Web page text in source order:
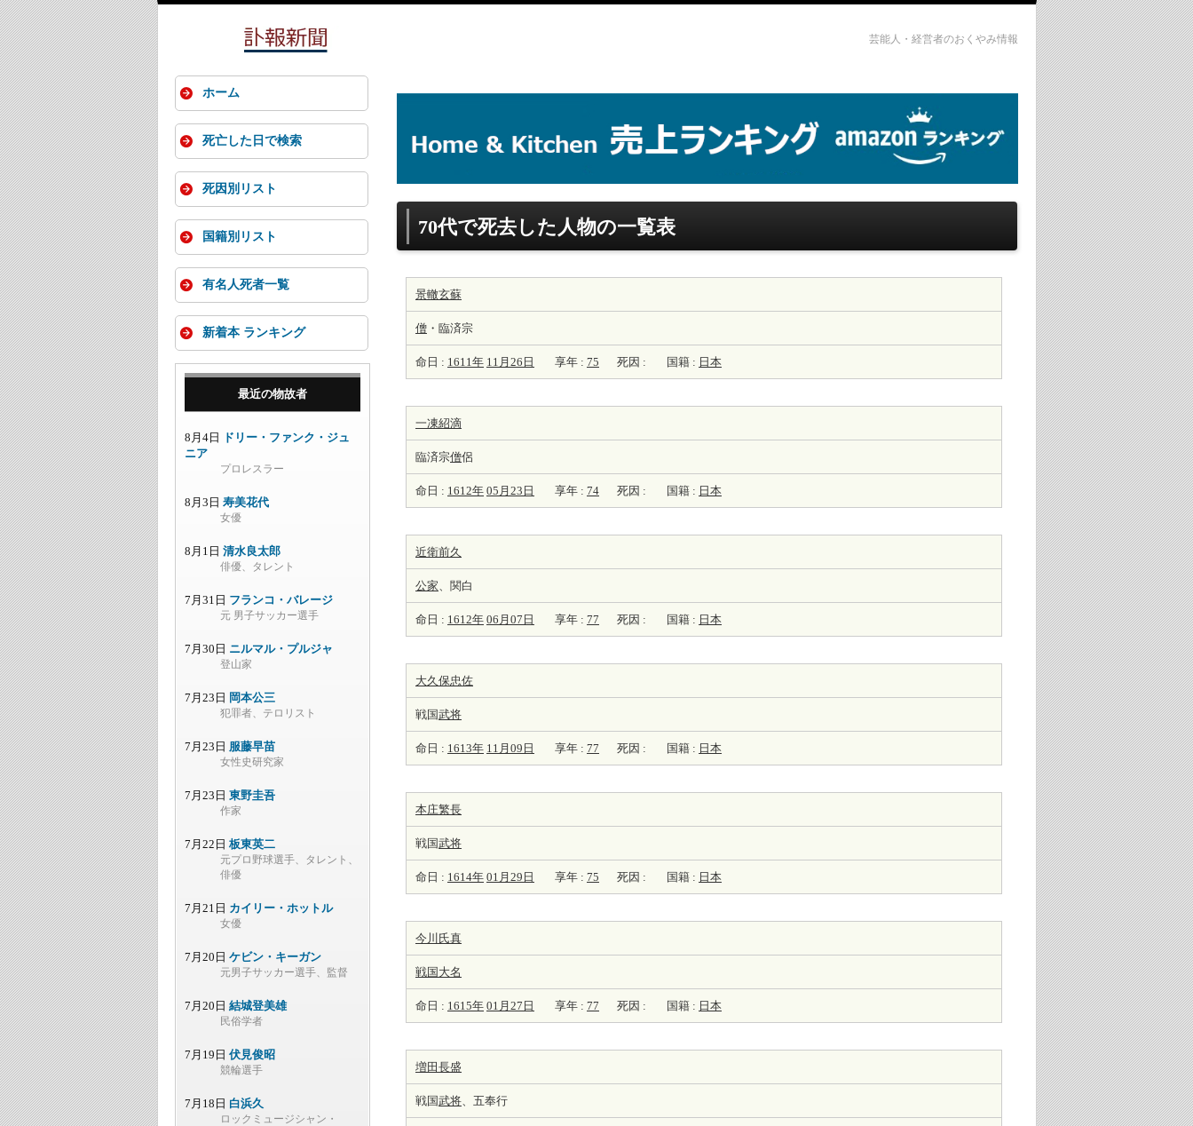
芸能人・経営者のおくやみ情報
70代で死去した人物の一覧表
景轍玄蘇
僧 ・臨済宗
命日 : 1611年 11月26日 享年 : 75 死因 : 国籍 : 日本
一凍紹滴
臨済宗僧侶
命日 : 1612年 05月23日 享年 : 74 死因 : 国籍 : 日本
近衛前久
公家、関白
命日 : 1612年 06月07日 享年 : 77 死因 : 国籍 : 日本
大久保忠佐
戦国武将
命日 : 1613年 11月09日 享年 : 77 死因 : 国籍 : 日本
本庄繁長
戦国武将
命日 : 1614年 01月29日 享年 : 75 死因 : 国籍 : 日本
今川氏真
戦国大名
命日 : 1615年 01月27日 享年 : 77 死因 : 国籍 : 日本
増田長盛
戦国武将、五奉行
ホーム
死亡した日で検索
死因別リスト
国籍別リスト
有名人死者一覧
新着本 ランキング
最近の物故者
8月4日
ドリー・ファンク・ジュ
ニア
プロレスラー
8月3日 寿美花代
女優
8月1日 清水良太郎
俳優、タレント
7月31日 フランコ・バレージ
元 男子サッカー選手
7月30日 ニルマル・プルジャ
登山家
7月23日 岡本公三
犯罪者、テロリスト
7月23日 服藤早苗
女性史研究家
7月23日 東野圭吾
作家
7月22日 板東英二
元プロ野球選手、タレント、
俳優
7月21日 カイリー・ホットル
女優
7月20日 ケビン・キーガン
元男子サッカー選手、監督
7月20日 結城登美雄
民俗学者
7月19日 伏見俊昭
競輪選手
7月18日 白浜久
ロックミュージシャン・